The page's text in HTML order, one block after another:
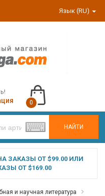
Язык (RU)
НАЙТИ
0
ЗАКАЗЫ ОТ $99.00 ИЛИ
ОТ $169.00
и научная литература